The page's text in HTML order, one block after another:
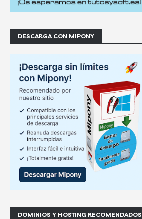
DESCARGA CON MIPONY
DOMINIOS Y HOSTING RECOMENDADOS